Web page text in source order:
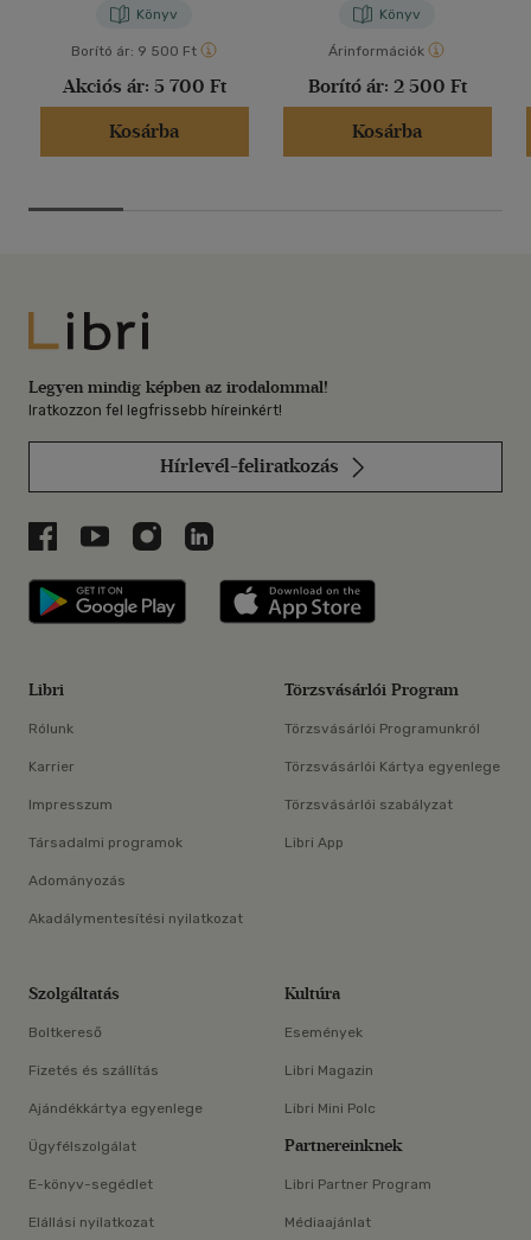
Könyv
Borító ár: 9 500 Ft
Akciós ár: 5 700 Ft
Kosárba
Könyv
Árinformációk
Borító ár: 2 500 Ft
Kosárba
Libri
Legyen mindig képben az irodalommal!
Iratkozzon fel legfrissebb híreinkért!
Hírlevél-feliratkozás
Libri a Facebookon
Libri a Youtube-on
Libri az Instagramon
Libri a LinkedInen
Libri applikáció Szerezd meg: Google
Libri
Rólunk
Karrier
Impresszum
Társadalmi programok
Adományozás
Akadálymentesítési nyilatkozat
Törzsvásárlói Program
Törzsvásárlói Programunkról
Törzsvásárlói Kártya egyenlege
Törzsvásárlói szabályzat
Libri App
Szolgáltatás
Boltkereső
Fizetés és szállítás
Ajándékkártya egyenlege
Ügyfélszolgálat
E-könyv-segédlet
Elállási nyilatkozat
Kultúra
Események
Libri Magazin
Libri Mini Polc
Partnereinknek
Libri Partner Program
Médiaajánlat